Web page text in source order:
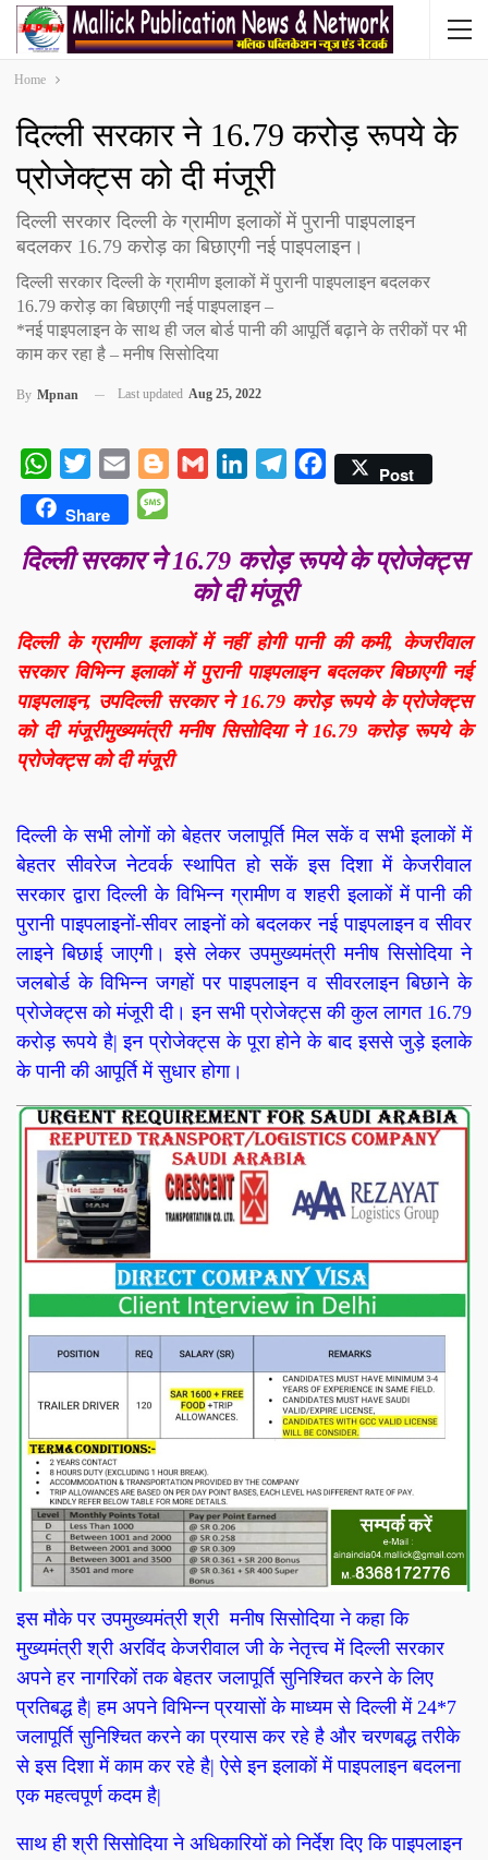
Home
दिल्ली सरकार ने 16.79 करोड़ रूपये के
प्रोजेक्ट्स को दी मंजूरी
दिल्ली सरकार दिल्ली के ग्रामीण इलाकों में पुरानी पाइपलाइन
बदलकर 16.79 करोड़ का बिछाएगी नई पाइपलाइन।
दिल्ली सरकार दिल्ली के ग्रामीण इलाकों में पुरानी पाइपलाइन बदलकर
16.79 करोड़ का बिछाएगी नई पाइपलाइन –
*नई पाइपलाइन के साथ ही जल बोर्ड पानी की आपूर्ति बढ़ाने के तरीकों पर भी
काम कर रहा है – मनीष सिसोदिया
By Mpnan Last updated Aug 25, 2022
WhatsApp
Twitter Email BloggerGmail LinkedInTelegramFacebookPost
Share
दिल्ली सरकार ने 16.79 करोड़ रूपये के प्रोजेक्ट्स
को दी मंजूरी
दिल्ली के ग्रामीण इलाकों में नहीं होगी पानी की कमी, केजरीवाल
सरकार विभिन्न इलाकों में पुरानी पाइपलाइन बदलकर बिछाएगी नई
पाइपलाइन, उपदिल्ली सरकार ने 16.79 करोड़ रूपये के प्रोजेक्ट्स
को दी मंजूरीमुख्यमंत्री मनीष सिसोदिया ने 16.79 करोड़ रूपये के
प्रोजेक्ट्स को दी मंजूरी
दिल्ली के सभी लोगों को बेहतर जलापूर्ति मिल सकें व सभी इलाकों में
बेहतर सीवरेज नेटवर्क स्थापित हो सकें इस दिशा में केजरीवाल
सरकार द्वारा दिल्ली के विभिन्न ग्रामीण व शहरी इलाकों में पानी की
पुरानी पाइपलाइनों-सीवर लाइनों को बदलकर नई पाइपलाइन व सीवर
लाइने बिछाई जाएगी। इसे लेकर उपमुख्यमंत्री मनीष सिसोदिया ने
जलबोर्ड के विभिन्न जगहों पर पाइपलाइन व सीवरलाइन बिछाने के
प्रोजेक्ट्स को मंजूरी दी। इन सभी प्रोजेक्ट्स की कुल लागत 16.79
करोड़ रूपये है| इन प्रोजेक्ट्स के पूरा होने के बाद इससे जुड़े इलाके
के पानी की आपूर्ति में सुधार होगा।
इस मौके पर उपमुख्यमंत्री श्री मनीष सिसोदिया ने कहा कि
मुख्यमंत्री श्री अरविंद केजरीवाल जी के नेतृत्त्व में दिल्ली सरकार
अपने हर नागरिकों तक बेहतर जलापूर्ति सुनिश्चित करने के लिए
प्रतिबद्ध है| हम अपने विभिन्न प्रयासों के माध्यम से दिल्ली में 24*7
जलापूर्ति सुनिश्चित करने का प्रयास कर रहे है और चरणबद्ध तरीके
से इस दिशा में काम कर रहे है| ऐसे इन इलाकों में पाइपलाइन बदलना
एक महत्वपूर्ण कदम है|
साथ ही श्री सिसोदिया ने अधिकारियों को निर्देश दिए कि पाइपलाइन